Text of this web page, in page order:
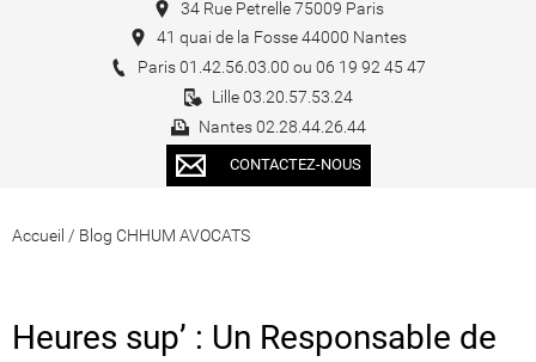
34 Rue Petrelle 75009 Paris
41 quai de la Fosse 44000 Nantes
Paris 01.42.56.03.00 ou 06 19 92 45 47
Lille 03.20.57.53.24
Nantes 02.28.44.26.44
CONTACTEZ-NOUS
Accueil / Blog CHHUM AVOCATS
Heures sup’ : Un Responsable de